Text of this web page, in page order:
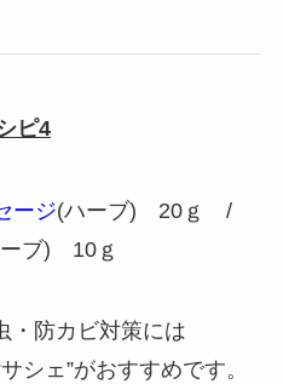
ピ4
ージ(ハーブ) 20ｇ /
ブ) 10ｇ
・防カビ対策には
シェ”がおすすめです。